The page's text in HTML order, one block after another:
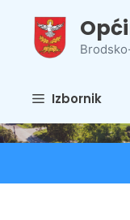
sadržaj
Izbornik